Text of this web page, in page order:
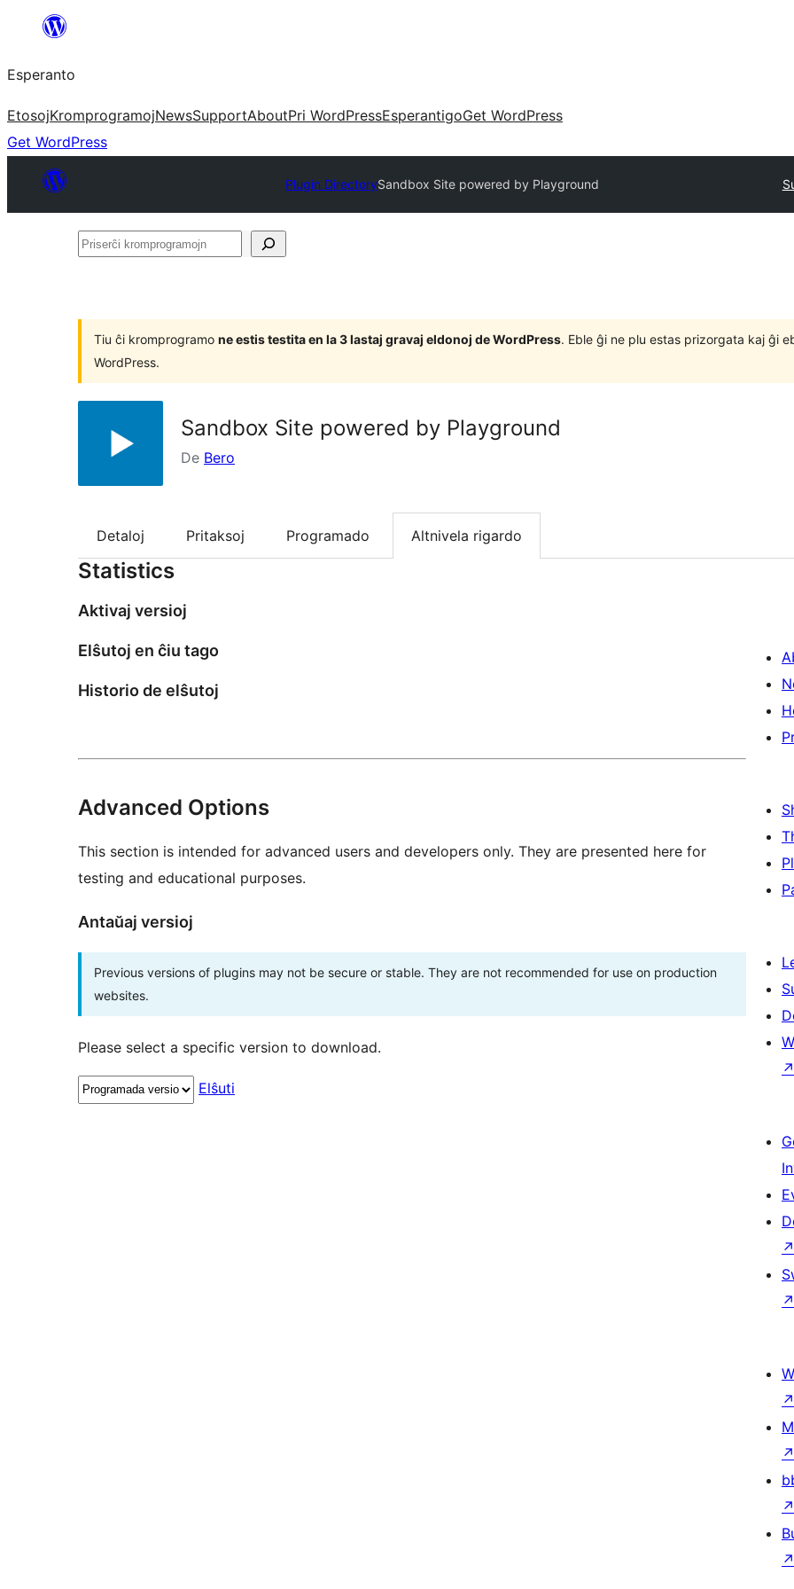
al
la
enhavo
Esperanto
EtosojKromprogramojNewsSupportAboutPri WordPressEsperantigoGet WordPress
Get WordPress
Plugin DirectorySandbox Site powered by Playground
Priserĉi
Tiu ĉi kromprogramo ne estis testita en la 3 lastaj gravaj eldonoj de WordPress. Eble ĝi ne plu estas prizorgata kaj ĝi
WordPress.
Sandbox Site powered by Playground
De Bero
Detaloj Pritaksoj Programado Altnivela rigardo
Statistics
Aktivaj versioj
Elŝutoj en ĉiu tago
Historio de elŝutoj
Advanced Options
This section is intended for advanced users and developers only. They are presented here for
testing and educational purposes.
Antaŭaj versioj
Previous versions of plugins may not be secure or stable. They are not recommended for use on production
websites.
Please select a specific version to download.
Elŝuti
↗
↗
↗
↗
↗
↗
↗